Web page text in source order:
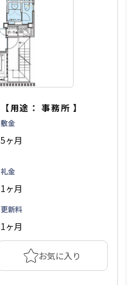
【用途：事務所 】
敷金
5ヶ月
礼金
1ヶ月
更新料
1ヶ月
お気に入り